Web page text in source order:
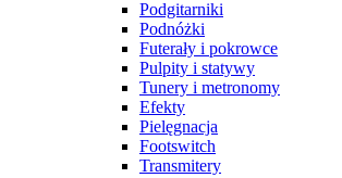
Podgitarniki
Podnóżki
Futerały i pokrowce
Pulpity i statywy
Tunery i metronomy
Efekty
Pielęgnacja
Footswitch
Transmitery